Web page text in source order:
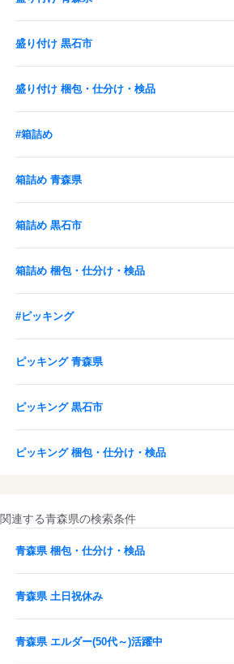
盛り付け 黒石市
盛り付け 梱包・仕分け・検品
#箱詰め
箱詰め 青森県
箱詰め 黒石市
箱詰め 梱包・仕分け・検品
#ピッキング
ピッキング 青森県
ピッキング 黒石市
ピッキング 梱包・仕分け・検品
関連する青森県の検索条件
青森県 梱包・仕分け・検品
青森県 土日祝休み
青森県 エルダー(50代～)活躍中